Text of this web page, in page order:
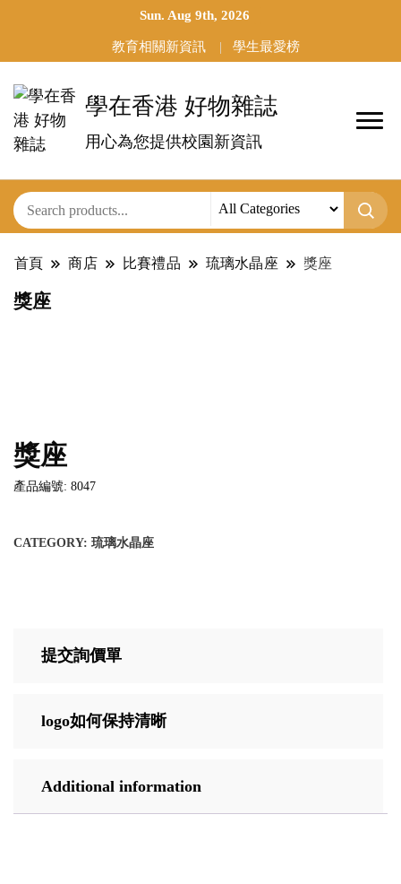
Sun. Aug 9th, 2026
教育相關新資訊 學生最愛榜
學在香港 好物雜誌
用心為您提供校園新資訊
首頁 商店 比賽禮品 琉璃水晶座 獎座
獎座
獎座
產品編號: 8047
CATEGORY: 琉璃水晶座
提交詢價單
logo如何保持清晰
Additional information